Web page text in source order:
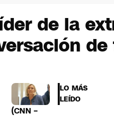
de la
(CNN –
LO MÁS
LEÍDO